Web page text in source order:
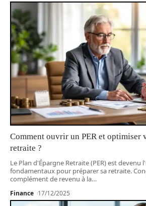
Comment ouvrir un PER et optimiser
retraite ?
Le Plan d'Épargne Retraite (PER) est devenu
fondamentaux pour préparer sa retraite.
complément de revenu à la…
Finance 17/12/2025